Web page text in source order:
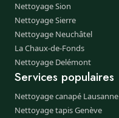
Nettoyage Sion
Nettoyage Sierre
Nettoyage Neuchâtel
La Chaux-de-Fonds
Nettoyage Delémont
Services populaires
Nettoyage canapé Lausanne
Nettoyage tapis Genève